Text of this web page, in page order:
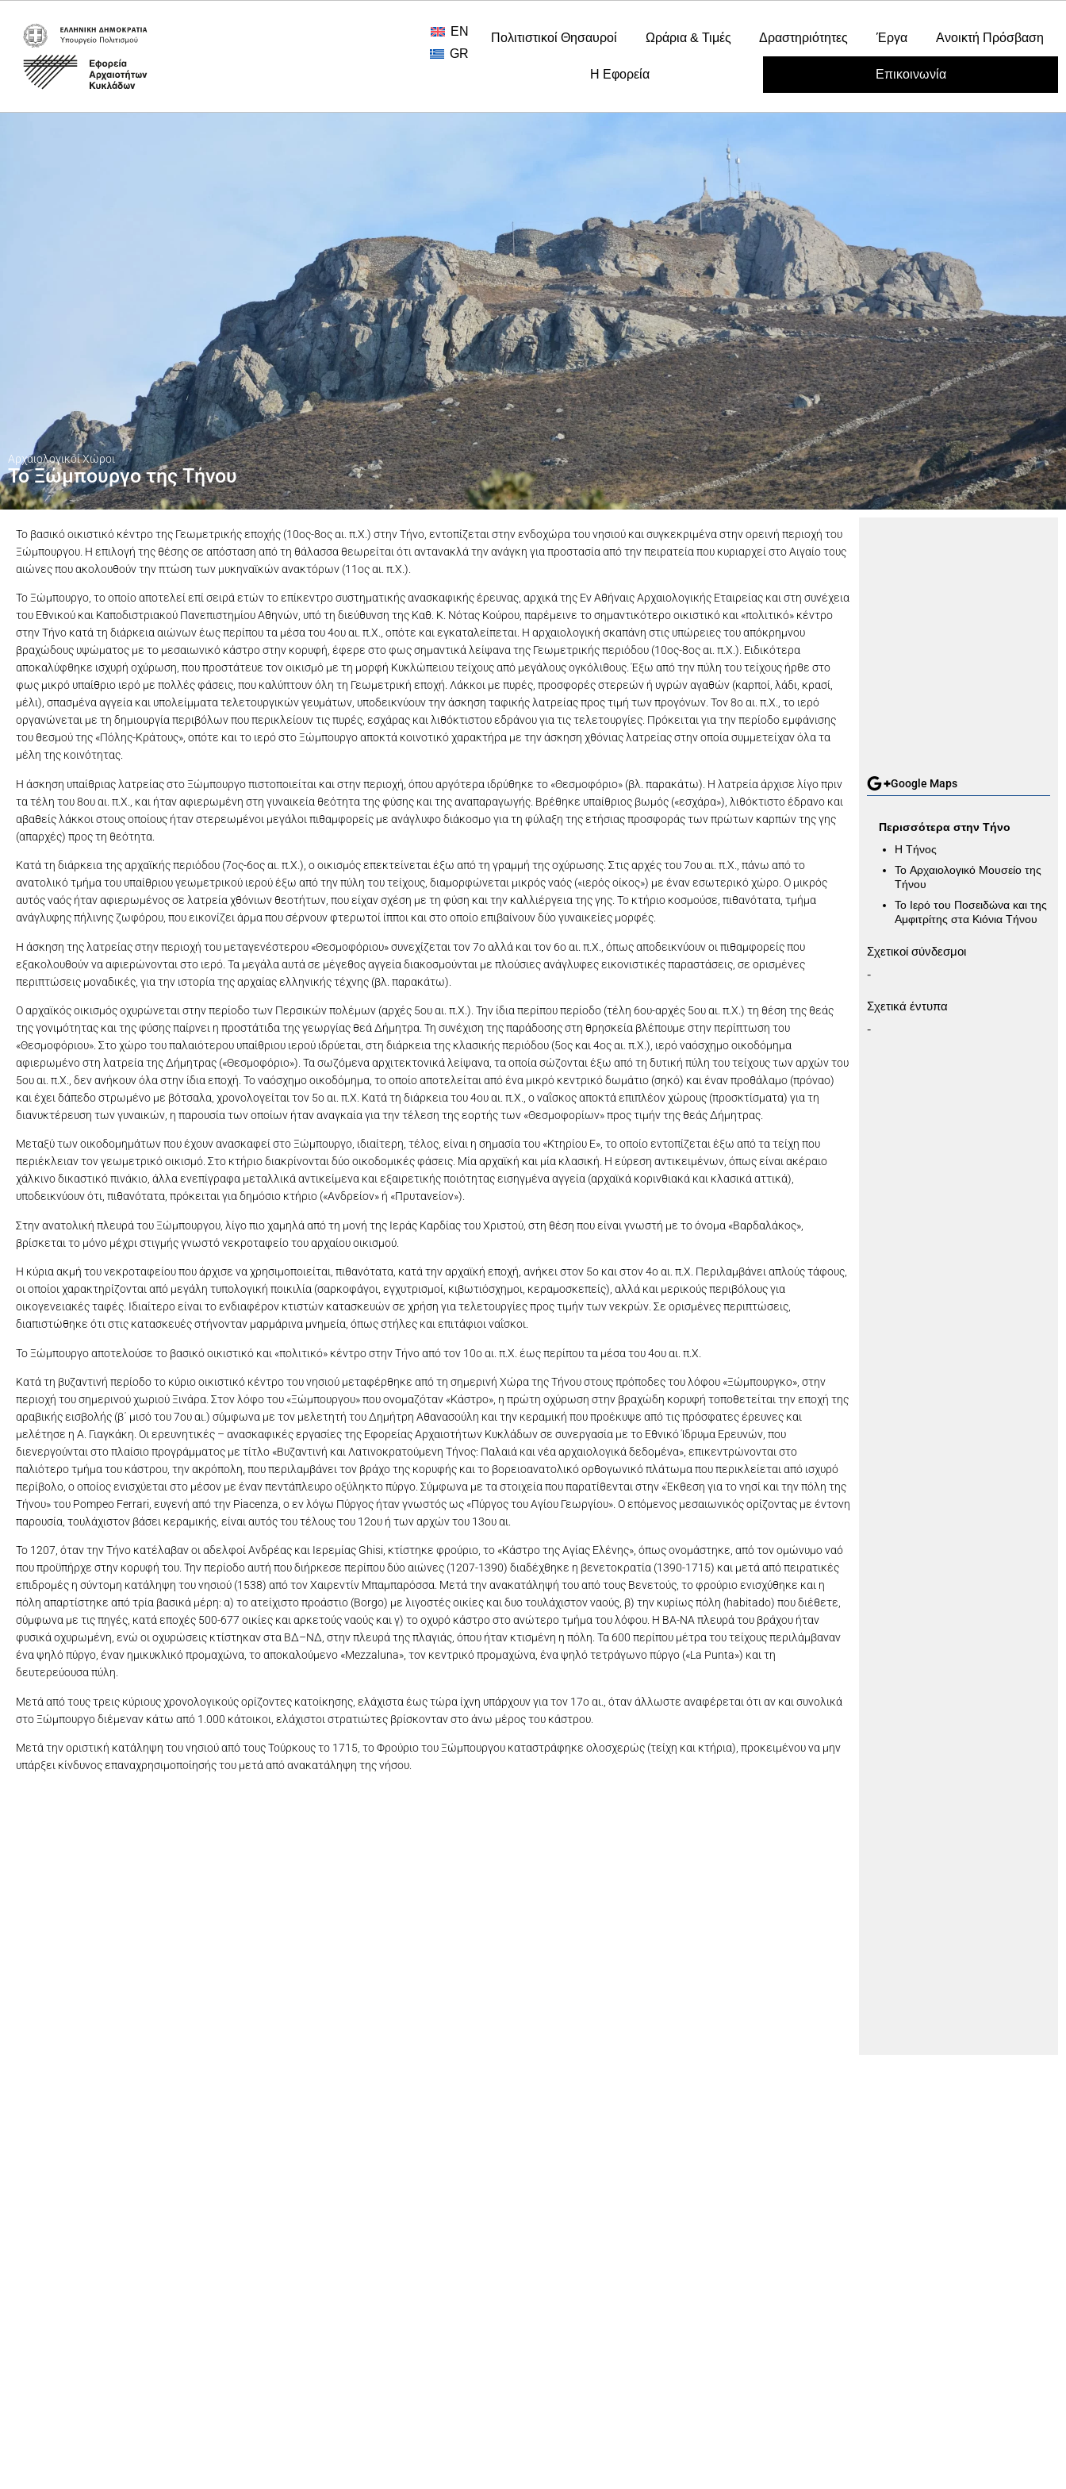
EN
GR
Πολιτιστικοί Θησαυροί Ωράρια & Τιμές Δραστηριότητες Έργα Ανοικτή Πρόσβαση
Η Εφορεία Επικοινωνία
Αρχαιολογικοί Χώροι
Το Ξώμπουργο της Τήνου
Το βασικό οικιστικό κέντρο της Γεωμετρικής εποχής (10ος-8ος αι. π.Χ.) στην Τήνο, εντοπίζεται στην ενδοχώρα του νησιού και συγκεκριμένα στην ορεινή περιοχή του
Ξώμπουργου. Η επιλογή της θέσης σε απόσταση από τη θάλασσα θεωρείται ότι αντανακλά την ανάγκη για προστασία από την πειρατεία που κυριαρχεί στο Αιγαίο τους
αιώνες που ακολουθούν την πτώση των μυκηναϊκών ανακτόρων (11ος αι. π.Χ.).
Το Ξώμπουργο, το οποίο αποτελεί επί σειρά ετών το επίκεντρο συστηματικής ανασκαφικής έρευνας, αρχικά της Εν Αθήναις Αρχαιολογικής Εταιρείας και στη συνέχεια
του Εθνικού και Καποδιστριακού Πανεπιστημίου Αθηνών, υπό τη διεύθυνση της Καθ. Κ. Νότας Κούρου, παρέμεινε το σημαντικότερο οικιστικό και «πολιτικό» κέντρο
στην Τήνο κατά τη διάρκεια αιώνων έως περίπου τα μέσα του 4ου αι. π.Χ., οπότε και εγκαταλείπεται. Η αρχαιολογική σκαπάνη στις υπώρειες του απόκρημνου
βραχώδους υψώματος με το μεσαιωνικό κάστρο στην κορυφή, έφερε στο φως σημαντικά λείψανα της Γεωμετρικής περιόδου (10ος-8ος αι. π.Χ.). Ειδικότερα
αποκαλύφθηκε ισχυρή οχύρωση, που προστάτευε τον οικισμό με τη μορφή Κυκλώπειου τείχους από μεγάλους ογκόλιθους. Έξω από την πύλη του τείχους ήρθε στο
φως μικρό υπαίθριο ιερό με πολλές φάσεις, που καλύπτουν όλη τη Γεωμετρική εποχή. Λάκκοι με πυρές, προσφορές στερεών ή υγρών αγαθών (καρποί, λάδι, κρασί,
μέλι), σπασμένα αγγεία και υπολείμματα τελετουργικών γευμάτων, υποδεικνύουν την άσκηση ταφικής λατρείας προς τιμή των προγόνων. Τον 8ο αι. π.Χ., το ιερό
οργανώνεται με τη δημιουργία περιβόλων που περικλείουν τις πυρές, εσχάρας και λιθόκτιστου εδράνου για τις τελετουργίες. Πρόκειται για την περίοδο εμφάνισης
του θεσμού της «Πόλης-Κράτους», οπότε και το ιερό στο Ξώμπουργο αποκτά κοινοτικό χαρακτήρα με την άσκηση χθόνιας λατρείας στην οποία συμμετείχαν όλα τα
μέλη της κοινότητας.
Η άσκηση υπαίθριας λατρείας στο Ξώμπουργο πιστοποιείται και στην περιοχή, όπου αργότερα ιδρύθηκε το «Θεσμοφόριο» (βλ. παρακάτω). Η λατρεία άρχισε λίγο πριν
τα τέλη του 8ου αι. π.Χ., και ήταν αφιερωμένη στη γυναικεία θεότητα της φύσης και της αναπαραγωγής. Βρέθηκε υπαίθριος βωμός («εσχάρα»), λιθόκτιστο έδρανο και
αβαθείς λάκκοι στους οποίους ήταν στερεωμένοι μεγάλοι πιθαμφορείς με ανάγλυφο διάκοσμο για τη φύλαξη της ετήσιας προσφοράς των πρώτων καρπών της γης
(απαρχές) προς τη θεότητα.
Κατά τη διάρκεια της αρχαϊκής περιόδου (7ος-6ος αι. π.Χ.), ο οικισμός επεκτείνεται έξω από τη γραμμή της οχύρωσης. Στις αρχές του 7ου αι. π.Χ., πάνω από το
ανατολικό τμήμα του υπαίθριου γεωμετρικού ιερού έξω από την πύλη του τείχους, διαμορφώνεται μικρός ναός («ιερός οίκος») με έναν εσωτερικό χώρο. Ο μικρός
αυτός ναός ήταν αφιερωμένος σε λατρεία χθόνιων θεοτήτων, που είχαν σχέση με τη φύση και την καλλιέργεια της γης. Το κτήριο κοσμούσε, πιθανότατα, τμήμα
ανάγλυφης πήλινης ζωφόρου, που εικονίζει άρμα που σέρνουν φτερωτοί ίπποι και στο οποίο επιβαίνουν δύο γυναικείες μορφές.
Η άσκηση της λατρείας στην περιοχή του μεταγενέστερου «Θεσμοφόριου» συνεχίζεται τον 7ο αλλά και τον 6ο αι. π.Χ., όπως αποδεικνύουν οι πιθαμφορείς που
εξακολουθούν να αφιερώνονται στο ιερό. Τα μεγάλα αυτά σε μέγεθος αγγεία διακοσμούνται με πλούσιες ανάγλυφες εικονιστικές παραστάσεις, σε ορισμένες
περιπτώσεις μοναδικές, για την ιστορία της αρχαίας ελληνικής τέχνης (βλ. παρακάτω).
Ο αρχαϊκός οικισμός οχυρώνεται στην περίοδο των Περσικών πολέμων (αρχές 5ου αι. π.Χ.). Την ίδια περίπου περίοδο (τέλη 6ου-αρχές 5ου αι. π.Χ.) τη θέση της θεάς
της γονιμότητας και της φύσης παίρνει η προστάτιδα της γεωργίας θεά Δήμητρα. Τη συνέχιση της παράδοσης στη θρησκεία βλέπουμε στην περίπτωση του
«Θεσμοφόριου». Στο χώρο του παλαιότερου υπαίθριου ιερού ιδρύεται, στη διάρκεια της κλασικής περιόδου (5ος και 4ος αι. π.Χ.), ιερό ναόσχημο οικοδόμημα
αφιερωμένο στη λατρεία της Δήμητρας («Θεσμοφόριο»). Τα σωζόμενα αρχιτεκτονικά λείψανα, τα οποία σώζονται έξω από τη δυτική πύλη του τείχους των αρχών του
5ου αι. π.Χ., δεν ανήκουν όλα στην ίδια εποχή. Το ναόσχημο οικοδόμημα, το οποίο αποτελείται από ένα μικρό κεντρικό δωμάτιο (σηκό) και έναν προθάλαμο (πρόναο)
και έχει δάπεδο στρωμένο με βότσαλα, χρονολογείται τον 5ο αι. π.Χ. Κατά τη διάρκεια του 4ου αι. π.Χ., ο ναΐσκος αποκτά επιπλέον χώρους (προσκτίσματα) για τη
διανυκτέρευση των γυναικών, η παρουσία των οποίων ήταν αναγκαία για την τέλεση της εορτής των «Θεσμοφορίων» προς τιμήν της θεάς Δήμητρας.
Μεταξύ των οικοδομημάτων που έχουν ανασκαφεί στο Ξώμπουργο, ιδιαίτερη, τέλος, είναι η σημασία του «Κτηρίου Ε», το οποίο εντοπίζεται έξω από τα τείχη που
περιέκλειαν τον γεωμετρικό οικισμό. Στο κτήριο διακρίνονται δύο οικοδομικές φάσεις. Μία αρχαϊκή και μία κλασική. Η εύρεση αντικειμένων, όπως είναι ακέραιο
χάλκινο δικαστικό πινάκιο, άλλα ενεπίγραφα μεταλλικά αντικείμενα και εξαιρετικής ποιότητας εισηγμένα αγγεία (αρχαϊκά κορινθιακά και κλασικά αττικά),
υποδεικνύουν ότι, πιθανότατα, πρόκειται για δημόσιο κτήριο («Ανδρείον» ή «Πρυτανείον»).
Στην ανατολική πλευρά του Ξώμπουργου, λίγο πιο χαμηλά από τη μονή της Ιεράς Καρδίας του Χριστού, στη θέση που είναι γνωστή με το όνομα «Βαρδαλάκος»,
βρίσκεται το μόνο μέχρι στιγμής γνωστό νεκροταφείο του αρχαίου οικισμού.
Η κύρια ακμή του νεκροταφείου που άρχισε να χρησιμοποιείται, πιθανότατα, κατά την αρχαϊκή εποχή, ανήκει στον 5ο και στον 4ο αι. π.Χ. Περιλαμβάνει απλούς τάφους,
οι οποίοι χαρακτηρίζονται από μεγάλη τυπολογική ποικιλία (σαρκοφάγοι, εγχυτρισμοί, κιβωτιόσχημοι, κεραμοσκεπείς), αλλά και μερικούς περιβόλους για
οικογενειακές ταφές. Ιδιαίτερο είναι το ενδιαφέρον κτιστών κατασκευών σε χρήση για τελετουργίες προς τιμήν των νεκρών. Σε ορισμένες περιπτώσεις,
διαπιστώθηκε ότι στις κατασκευές στήνονταν μαρμάρινα μνημεία, όπως στήλες και επιτάφιοι ναΐσκοι.
Το Ξώμπουργο αποτελούσε το βασικό οικιστικό και «πολιτικό» κέντρο στην Τήνο από τον 10ο αι. π.Χ. έως περίπου τα μέσα του 4ου αι. π.Χ.
Κατά τη βυζαντινή περίοδο το κύριο οικιστικό κέντρο του νησιού μεταφέρθηκε από τη σημερινή Χώρα της Τήνου στους πρόποδες του λόφου «Ξώμπουργκο», στην
περιοχή του σημερινού χωριού Ξινάρα. Στον λόφο του «Ξώμπουργου» που ονομαζόταν «Κάστρο», η πρώτη οχύρωση στην βραχώδη κορυφή τοποθετείται την εποχή της
αραβικής εισβολής (β΄ μισό του 7ου αι.) σύμφωνα με τον μελετητή του Δημήτρη Αθανασούλη και την κεραμική που προέκυψε από τις πρόσφατες έρευνες και
μελέτησε η Α. Γιαγκάκη. Οι ερευνητικές – ανασκαφικές εργασίες της Εφορείας Αρχαιοτήτων Κυκλάδων σε συνεργασία με το Εθνικό Ίδρυμα Ερευνών, που
διενεργούνται στο πλαίσιο προγράμματος με τίτλο «Βυζαντινή και Λατινοκρατούμενη Τήνος: Παλαιά και νέα αρχαιολογικά δεδομένα», επικεντρώνονται στο
παλιότερο τμήμα του κάστρου, την ακρόπολη, που περιλαμβάνει τον βράχο της κορυφής και το βορειοανατολικό ορθογωνικό πλάτωμα που περικλείεται από ισχυρό
περίβολο, ο οποίος ενισχύεται στο μέσον με έναν πεντάπλευρο οξύληκτο πύργο. Σύμφωνα με τα στοιχεία που παρατίθενται στην «Έκθεση για το νησί και την πόλη της
Τήνου» του Pompeo Ferrari, ευγενή από την Piacenza, ο εν λόγω Πύργος ήταν γνωστός ως «Πύργος του Αγίου Γεωργίου». Ο επόμενος μεσαιωνικός ορίζοντας με έντονη
παρουσία, τουλάχιστον βάσει κεραμικής, είναι αυτός του τέλους του 12ου ή των αρχών του 13ου αι.
Το 1207, όταν την Τήνο κατέλαβαν οι αδελφοί Ανδρέας και Ιερεμίας Ghisi, κτίστηκε φρούριο, το «Κάστρο της Αγίας Ελένης», όπως ονομάστηκε, από τον ομώνυμο ναό
που προϋπήρχε στην κορυφή του. Την περίοδο αυτή που διήρκεσε περίπου δύο αιώνες (1207-1390) διαδέχθηκε η βενετοκρατία (1390-1715) και μετά από πειρατικές
επιδρομές η σύντομη κατάληψη του νησιού (1538) από τον Χαιρεντίν Μπαμπαρόσσα. Μετά την ανακατάληψή του από τους Βενετούς, το φρούριο ενισχύθηκε και η
πόλη απαρτίστηκε από τρία βασικά μέρη: α) το ατείχιστο προάστιο (Borgo) με λιγοστές οικίες και δυο τουλάχιστον ναούς, β) την κυρίως πόλη (habitado) που διέθετε,
σύμφωνα με τις πηγές, κατά εποχές 500-677 οικίες και αρκετούς ναούς και γ) το οχυρό κάστρο στο ανώτερο τμήμα του λόφου. Η ΒΑ-ΝΑ πλευρά του βράχου ήταν
φυσικά οχυρωμένη, ενώ οι οχυρώσεις κτίστηκαν στα ΒΔ–ΝΔ, στην πλευρά της πλαγιάς, όπου ήταν κτισμένη η πόλη. Τα 600 περίπου μέτρα του τείχους περιλάμβαναν
ένα ψηλό πύργο, έναν ημικυκλικό προμαχώνα, το αποκαλούμενο «Mezzaluna», τον κεντρικό προμαχώνα, ένα ψηλό τετράγωνο πύργο («La Punta») και τη
δευτερεύουσα πύλη.
Μετά από τους τρεις κύριους χρονολογικούς ορίζοντες κατοίκησης, ελάχιστα έως τώρα ίχνη υπάρχουν για τον 17ο αι., όταν άλλωστε αναφέρεται ότι αν και συνολικά
στο Ξώμπουργο διέμεναν κάτω από 1.000 κάτοικοι, ελάχιστοι στρατιώτες βρίσκονταν στο άνω μέρος του κάστρου.
Μετά την οριστική κατάληψη του νησιού από τους Τούρκους το 1715, το Φρούριο του Ξώμπουργου καταστράφηκε ολοσχερώς (τείχη και κτήρια), προκειμένου να μην
υπάρξει κίνδυνος επαναχρησιμοποίησής του μετά από ανακατάληψη της νήσου.
Google Maps
Περισσότερα στην Τήνο
Η Τήνος
Το Αρχαιολογικό Μουσείο της
Τήνου
Το Ιερό του Ποσειδώνα και της
Αμφιτρίτης στα Κιόνια Τήνου
Σχετικοί σύνδεσμοι
-
Σχετικά έντυπα
-